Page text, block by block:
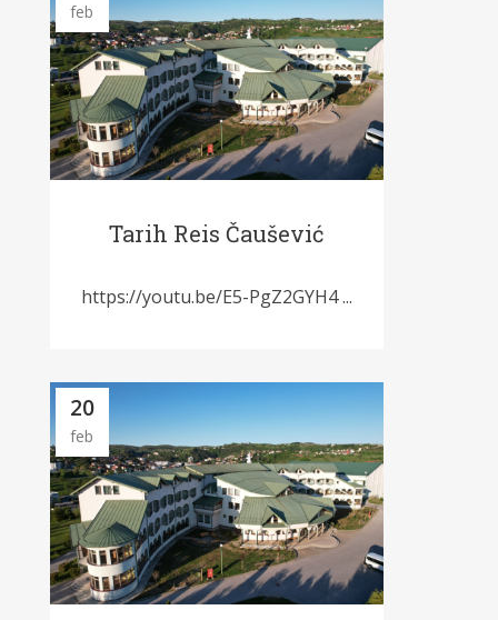
feb
Tarih Reis Čaušević
https://youtu.be/E5-PgZ2GYH4 ...
20
feb